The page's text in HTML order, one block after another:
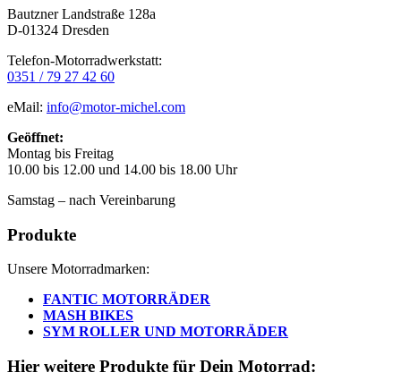
Bautzner Landstraße 128a
D-01324 Dresden
Telefon-Motorradwerkstatt:
0351 / 79 27 42 60
eMail: info@motor-michel.com
Geöffnet:
Montag bis Freitag
10.00 bis 12.00 und 14.00 bis 18.00 Uhr
Samstag – nach Vereinbarung
Produkte
Unsere Motorradmarken:
FANTIC MOTORRÄDER
MASH BIKES
SYM ROLLER UND MOTORRÄDER
Hier weitere Produkte für Dein Motorrad: